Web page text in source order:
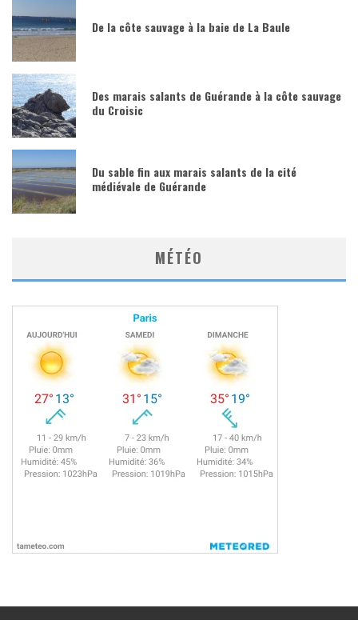
De la côte sauvage à la baie de La Baule
Des marais salants de Guérande à la côte sauvage
du Croisic
Du sable fin aux marais salants de la cité
médiévale de Guérande
MÉTÉO